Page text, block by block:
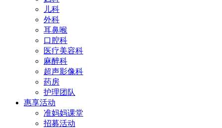
儿科
外科
耳鼻喉
口腔科
医疗美容科
麻醉科
超声影像科
药房
护理团队
惠享活动
准妈妈课堂
招募活动